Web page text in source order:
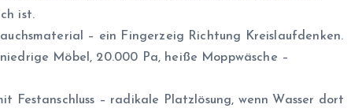
ist.
– ein Fingerzeig Richtung Kreislaufdenken.
Möbel, 20.000 Pa, heiße Moppwäsche –
Festanschluss – radikale Platzlösung, wenn Wasser dort